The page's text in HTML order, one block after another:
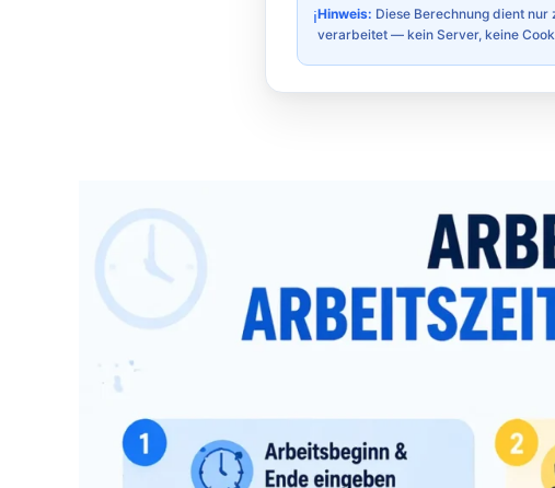
ℹHinweis: Diese Berechnung dient
verarbeitet — kein Server, keine